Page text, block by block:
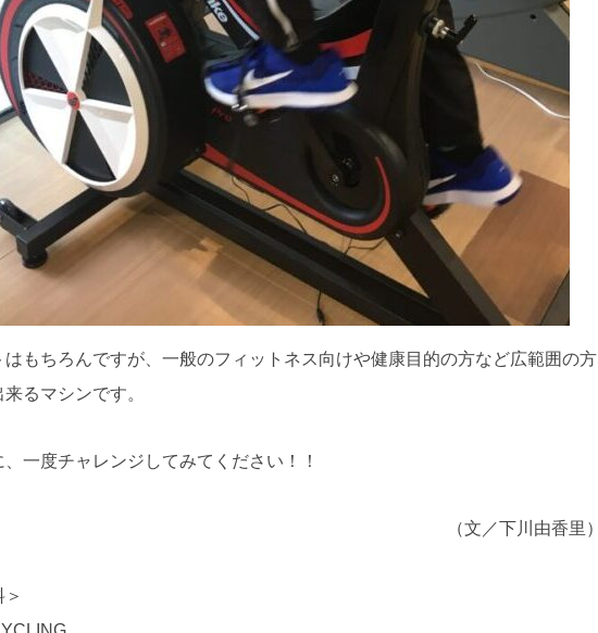
はもちろんですが、一般のフィットネス向けや健康目的の方など広範囲の方
るマシンです。
、一度チャレンジしてみてください！！
（文／下川由香里）